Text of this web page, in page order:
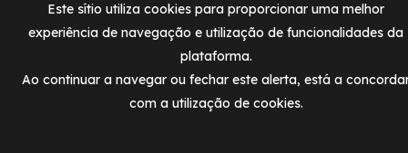
© PNC 2020
Designed and developed bySIMBIOSE
Este sítio utiliza cookies para proporcionar uma melhor
experiência de navegação e utilização de funcionalidades da
plataforma.
Ao continuar a navegar ou fechar este alerta, está a
com a utilização de cookies.